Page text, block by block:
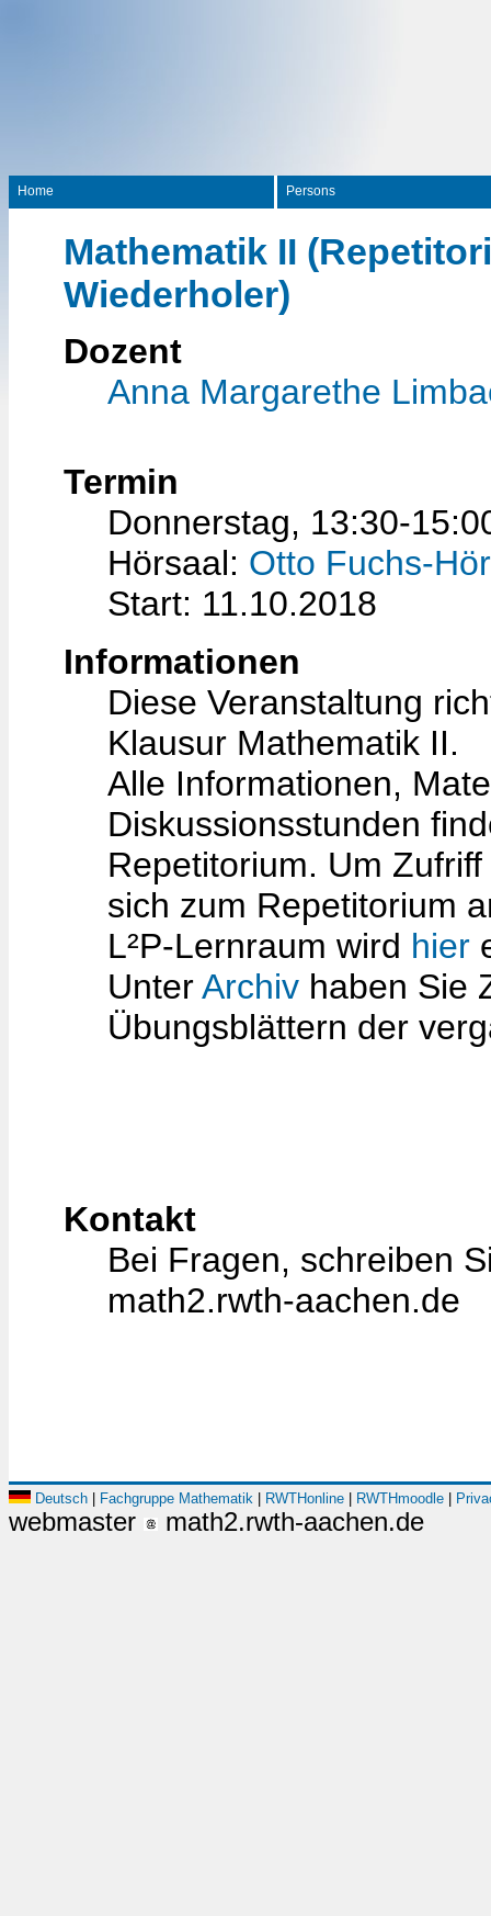
Home Persons
Mathematik II
Wiederholer)
Dozent
Anna Margarethe
Termin
Donnerstag, 13:30-
Hörsaal: Otto Fuchs-
Start: 11.10.2018
Informationen
Diese Veranstaltung
Klausur Mathematik II.
Alle Informationen,
Diskussionsstunden
Repetitorium. Um
sich zum Repetitorium
L²P-Lernraum wird hier
UnterArchiv haben Sie
Übungsblättern der
Kontakt
Bei Fragen, schreiben
math2.rwth-aachen.de
Deutsch Fachgruppe Mathematik RWTHonline RWTHmoodle
webmaster math2.rwth-aachen.de